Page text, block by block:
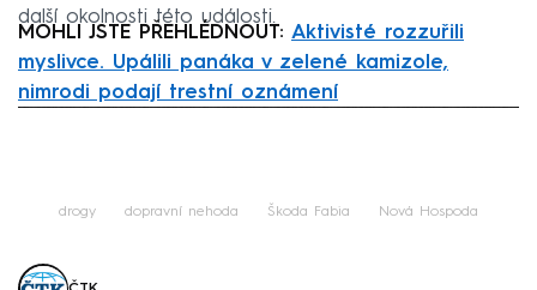
další okolnosti této události.
MOHLI JSTE PŘEHLÉDNOUT: Aktivisté rozzuřili
myslivce. Upálili panáka v zelené kamizole,
nimrodi podají trestní oznámení
drogy dopravní nehoda Škoda Fabia Nová Hospoda